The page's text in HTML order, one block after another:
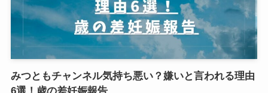
みつともチャンネル気持ち悪い？嫌いと言われる理由